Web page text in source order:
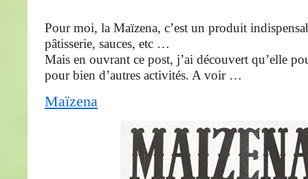
Pour moi, la Maïzena, c’est un produit
pâtisserie, sauces, etc …
Mais en ouvrant ce post, j’ai découvert qu’elle
pour bien d’autres activités. A voir …
Maïzena